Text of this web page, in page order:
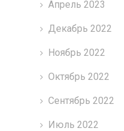
Апрель 2023
Декабрь 2022
Ноябрь 2022
Октябрь 2022
Сентябрь 2022
Июль 2022